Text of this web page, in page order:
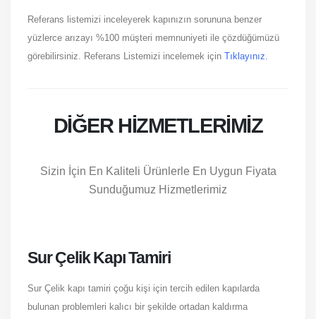
Referans listemizi inceleyerek kapınızın sorununa benzer
yüzlerce arızayı %100 müşteri memnuniyeti ile çözdüğümüzü
görebilirsiniz. Referans Listemizi incelemek için Tıklayınız.
DIĞER HIZMETLERIMIZ
Sizin İçin En Kaliteli Ürünlerle En Uygun Fiyata
Sunduğumuz Hizmetlerimiz
Sur Çelik Kapı Tamiri
Sur Çelik kapı tamiri çoğu kişi için tercih edilen kapılarda
bulunan problemleri kalıcı bir şekilde ortadan kaldırma